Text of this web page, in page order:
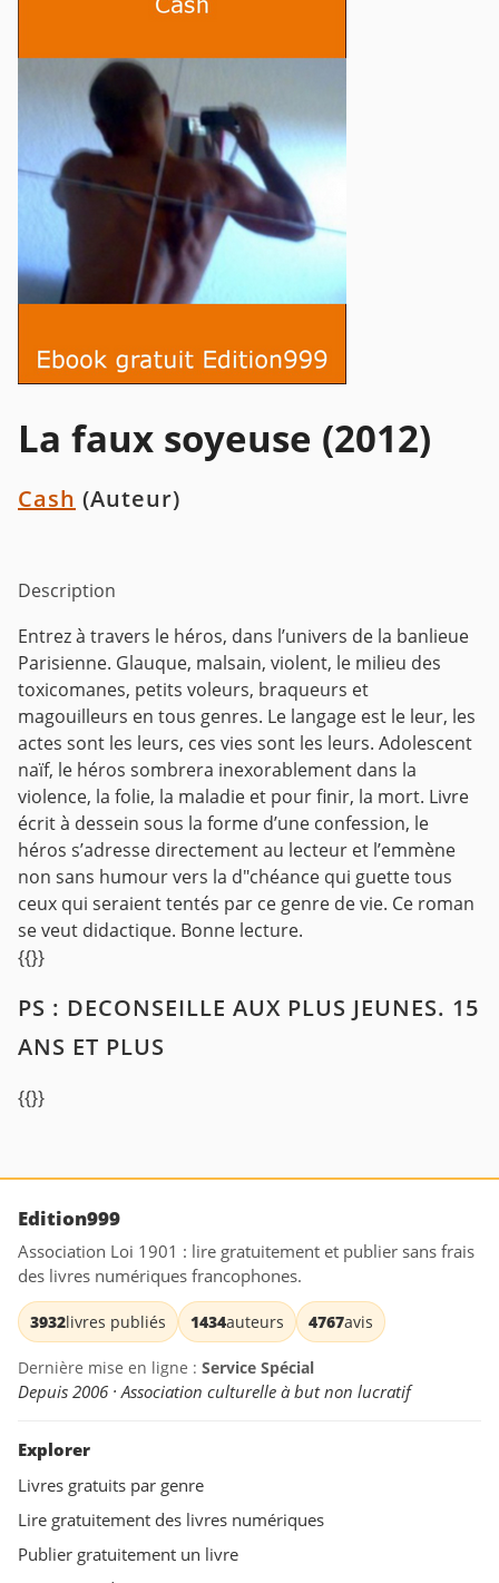
La faux soyeuse (2012)
Cash (Auteur)
Description
Entrez à travers le héros, dans l’univers de la banlieue
Parisienne. Glauque, malsain, violent, le milieu des
toxicomanes, petits voleurs, braqueurs et
magouilleurs en tous genres. Le langage est le leur, les
actes sont les leurs, ces vies sont les leurs. Adolescent
naïf, le héros sombrera inexorablement dans la
violence, la folie, la maladie et pour finir, la mort. Livre
écrit à dessein sous la forme d’une confession, le
héros s’adresse directement au lecteur et l’emmène
non sans humour vers la d"chéance qui guette tous
ceux qui seraient tentés par ce genre de vie. Ce roman
se veut didactique. Bonne lecture.
{{}}
PS : DECONSEILLE AUX PLUS JEUNES. 15
ANS ET PLUS
{{}}
Edition999
Association Loi 1901 : lire gratuitement et publier sans frais
des livres numériques francophones.
3932livres publiés 1434auteurs 4767avis
Dernière mise en ligne : Service Spécial
Depuis 2006 · Association culturelle à but non lucratif
Explorer
Livres gratuits par genre
Lire gratuitement des livres numériques
Publier gratuitement un livre